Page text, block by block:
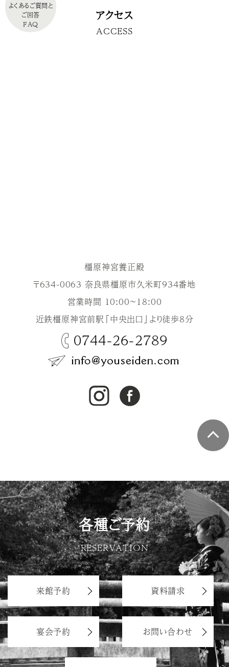
アクセス
ACCESS
橿原神宮養正殿
〒634-0063 奈良県橿原市久米町934番地
営業時間 10:00～18:00
近鉄橿原神宮前駅「中央出口」より徒歩8分
0744-26-2789
よくあるご質問と
ご回答
FAQ
各種ご予約
RESERVATION
来館予約 資料請求
宴会予約 お問い合わせ